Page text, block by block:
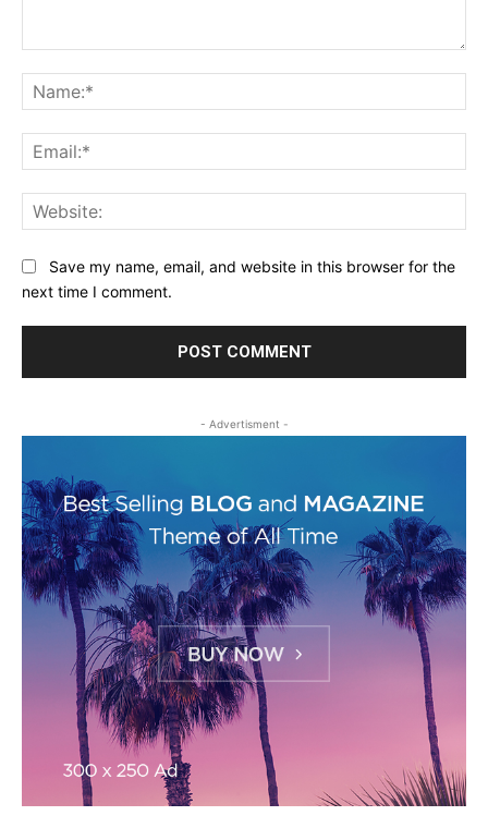
Save my name, email, and website in this browser for the
next time I comment.
- Advertisment -